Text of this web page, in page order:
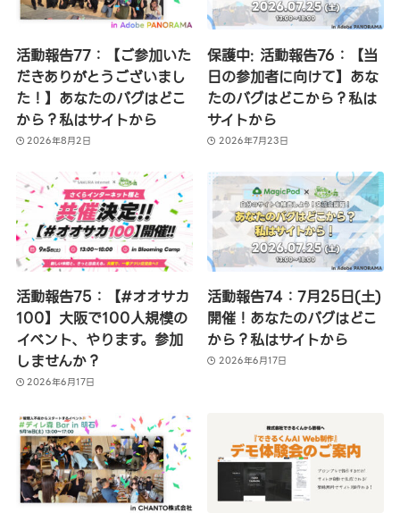
活動報告77：【ご参加いた
だきありがとうございまし
た！】あなたのバグはどこ
から？私はサイトから
2026年8月2日
保護中: 活動報告76：【当
日の参加者に向けて】あな
たのバグはどこから？私は
サイトから
2026年7月23日
活動報告75：【#オオサカ
100】大阪で100人規模の
イベント、やります。参加
しませんか？
2026年6月17日
活動報告74：7月25日(土)
開催！あなたのバグはどこ
から？私はサイトから
2026年6月17日